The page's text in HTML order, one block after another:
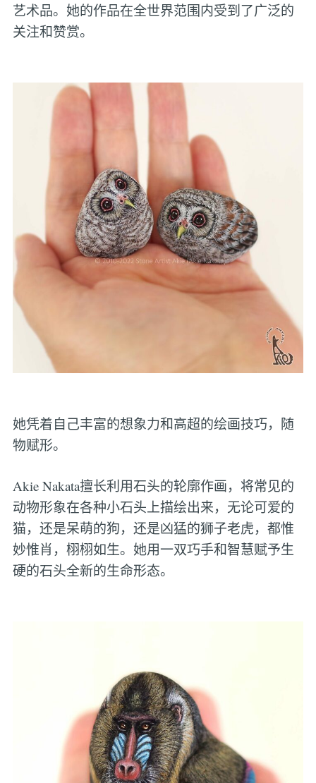
艺术品。她的作品在全世界范围内受到了广泛的
关注和赞赏。
她凭着自己丰富的想象力和高超的绘画技巧，随
物赋形。
Akie Nakata擅长利用石头的轮廓作画，将常见的
动物形象在各种小石头上描绘出来，无论可爱的
猫，还是呆萌的狗，还是凶猛的狮子老虎，都惟
妙惟肖，栩栩如生。她用一双巧手和智慧赋予生
硬的石头全新的生命形态。